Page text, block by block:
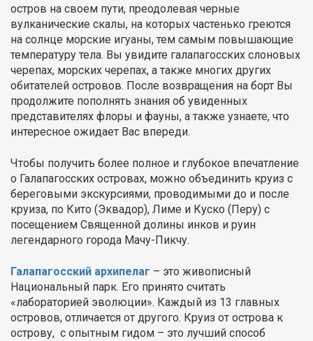
остров на своем пути, преодолевая черные
вулканические скалы, на которых частенько греются
на солнце морские игуаны, тем самым повышающие
температуру тела. Вы увидите галапагосских слоновых
черепах, морских черепах, а также многих других
обитателей островов. После возвращения на борт Вы
продолжите пополнять знания об увиденных
представителях флоры и фауны, а также узнаете, что
интересное ожидает Вас впереди.
Чтобы получить более полное и глубокое впечатление
о Галапагосских островах, можно объединить круиз с
береговыми экскурсиями, проводимыми до и после
круиза, по Кито (Эквадор), Лиме и Куско (Перу) с
посещением Священной долины инков и руин
легендарного города Мачу-Пикчу.
Галапагосский архипелаг – это живописный
Национальный парк. Его принято считать
«лабораторией эволюции». Каждый из 13 главных
островов, отличается от другого. Круиз от острова к
острову, с опытным гидом – это лучший способ